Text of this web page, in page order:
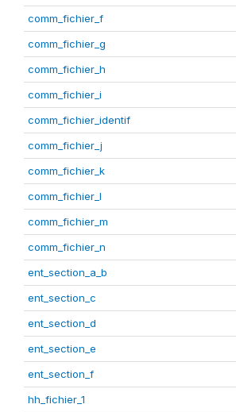
comm_fichier_f
comm_fichier_g
comm_fichier_h
comm_fichier_i
comm_fichier_identif
comm_fichier_j
comm_fichier_k
comm_fichier_l
comm_fichier_m
comm_fichier_n
ent_section_a_b
ent_section_c
ent_section_d
ent_section_e
ent_section_f
hh_fichier_1